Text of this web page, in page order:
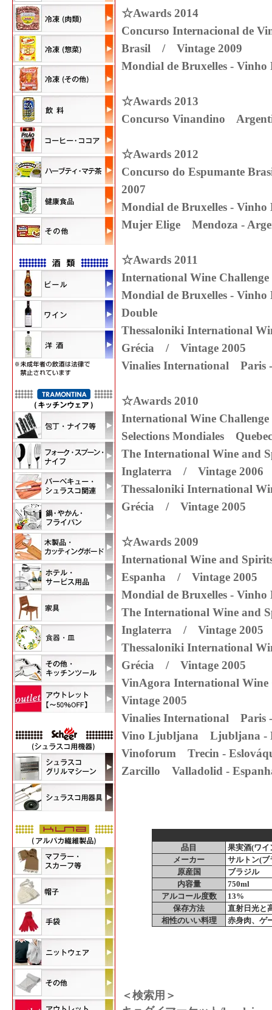
☆Awards 2014
Concurso Internacional de
Brasil / Vintage 2009
Mondial de Bruxelles -
☆Awards 2013
Concurso Vinandino
☆Awards 2012
Concurso do Espumante
2007
Mondial de Bruxelles -
Mujer Elige Mendoza -
☆Awards 2011
International Wine
Mondial de Bruxelles -
Double
Thessaloniki International
Grécia / Vintage 2005
Vinalies International
☆Awards 2010
International Wine
Selections Mondiales
The International Wine and
Inglaterra / Vintage
Thessaloniki International
Grécia / Vintage 2005
☆Awards 2009
International Wine and
Espanha / Vintage 2005
Mondial de Bruxelles -
The International Wine and
Inglaterra / Vintage
Thessaloniki International
Grécia / Vintage 2005
VinAgora International
Vintage 2005
Vinalies International
Vino Ljubljana Ljubljana
Vinoforum Trecin -
Zarcillo Valladolid -
品目
果実酒(ワイ
メーカー
サルトン(ブ
原産国
ブラジル
内容量
750ml
アルコール度数
13%
保存方法
直射日光と
相性のいい料理
赤身肉、ゲ
＜検索用＞